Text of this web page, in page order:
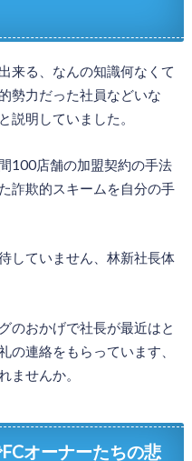
来る、なんの知識何なくて
勢力だった社員などいな
説明していました。
100店舗の加盟契約の手法
詐欺的スキームを自分の手
していません、林新社長体
のおかげで社長が最近はと
の連絡をもらっています、
ませんか。
オーナーたちの悲